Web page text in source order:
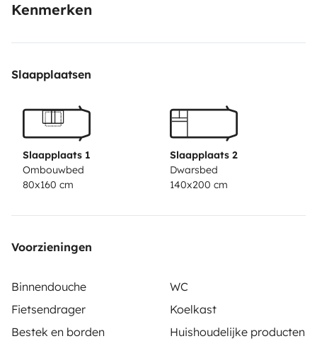
porte vélos légers, 100 l de réserve d’eau, réservoir de
Kenmerken
Slaapplaatsen
Slaapplaats 1
Ombouwbed
80x160 cm
Slaapplaats 2
Dwarsbed
140x200 cm
Voorzieningen
Binnendouche
WC
Fietsendrager
Koelkast
Bestek en borden
Huishoudelijke producten